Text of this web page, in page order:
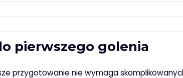
pierwszego golenia
przygotowanie nie wymaga